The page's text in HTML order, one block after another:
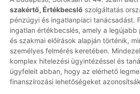
szakértő, Értékbecslő szolgáltatás
pénzügyi és ingatlanpiaci tanácsadást.
ingatlan értékbecslés, amely a legújabb
és szakmai előírások alapján történik,
személyes felmérés keretében.
komplex hitelezési ügyintézéssel és
ügyfeleit abban, hogy az elérhető
finanszírozási lehetőségeket